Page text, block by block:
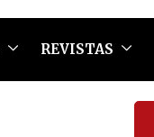
REVISTAS